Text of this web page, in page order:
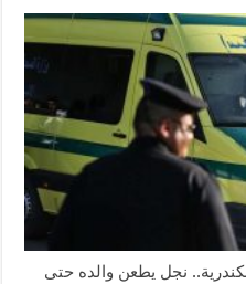
نجل يطعن والده حتى